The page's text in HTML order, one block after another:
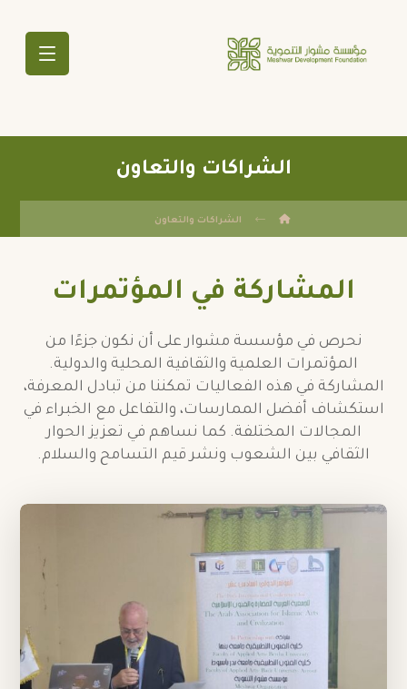
الشراكات والتعاون
الشراكات والتعاون
المشاركة في المؤتمرات
نحرص في مؤسسة مشوار على أن نكون جزءًا من
المؤتمرات العلمية والثقافية المحلية والدولية.
المشاركة في هذه الفعاليات تمكننا من تبادل المعرفة،
استكشاف أفضل الممارسات، والتفاعل مع الخبراء في
المجالات المختلفة. كما نساهم في تعزيز الحوار
الثقافي بين الشعوب ونشر قيم التسامح والسلام.